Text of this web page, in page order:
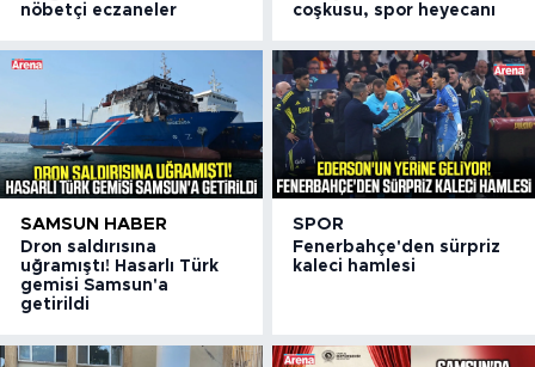
nöbetçi eczaneler
coşkusu, spor heyecanı
SAMSUN HABER
Dron saldırısına
uğramıştı! Hasarlı Türk
gemisi Samsun'a
getirildi
SPOR
Fenerbahçe'den sürpriz
kaleci hamlesi